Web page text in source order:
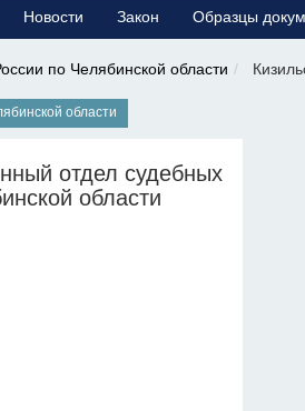
Новости Закон Образцы
по Челябинской области
области
отдел судебных
области